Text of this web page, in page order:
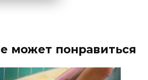
может понравиться